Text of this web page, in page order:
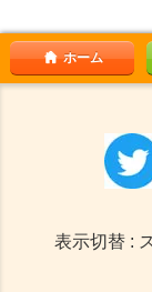
ホーム
表示切替 :